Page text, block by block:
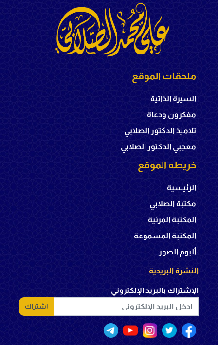
ملحقات الموقع
السيرة الذاتية
مفكرون ودعاة
تلاميذ الدكتور الصلابي
معجبي الدكتور الصلابي
خريطه الموقع
الرئيسية
مكتبة الصلابي
المكتبة المرئية
المكتبة المسموعة
ألبوم الصور
النشرة البريدية
الإشتراك بالبريد الإلكتروني
اشتراك